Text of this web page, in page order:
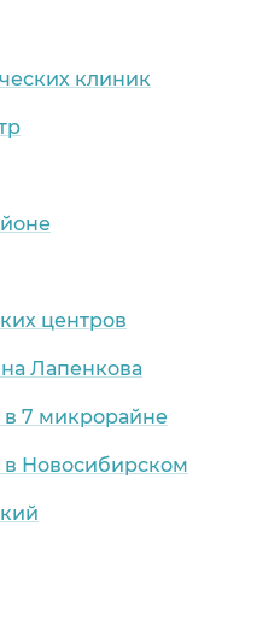
клиник
центров
Лапенкова
7 микрорайне
Новосибирском